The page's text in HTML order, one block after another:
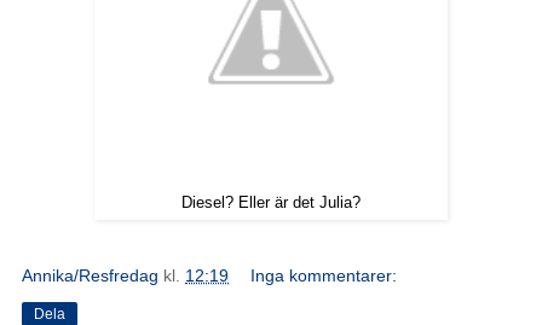
Diesel? Eller är det Julia?
Annika/Resfredag kl. 12:19 Inga kommentarer:
Dela